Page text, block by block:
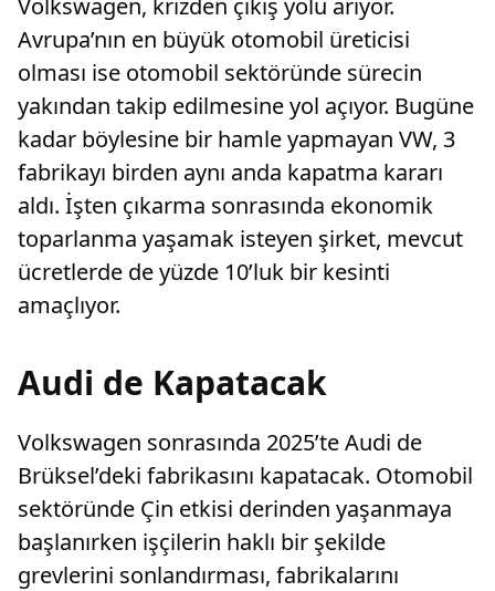
Volkswagen, krizden çıkış yolu arıyor.
Avrupa’nın en büyük otomobil üreticisi
olması ise otomobil sektöründe sürecin
yakından takip edilmesine yol açıyor. Bugüne
kadar böylesine bir hamle yapmayan VW, 3
fabrikayı birden aynı anda kapatma kararı
aldı. İşten çıkarma sonrasında ekonomik
toparlanma yaşamak isteyen şirket, mevcut
ücretlerde de yüzde 10’luk bir kesinti
amaçlıyor.
Audi de Kapatacak
Volkswagen sonrasında 2025’te Audi de
Brüksel’deki fabrikasını kapatacak. Otomobil
sektöründe Çin etkisi derinden yaşanmaya
başlanırken işçilerin haklı bir şekilde
grevlerini sonlandırması, fabrikalarını